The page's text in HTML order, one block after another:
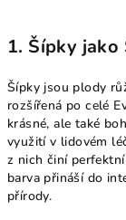
1. Šípky
Šípky jsou plody
rozšířená po celé
krásné, ale také
využití v lidovém
z nich činí
barva přináší do
přírody.